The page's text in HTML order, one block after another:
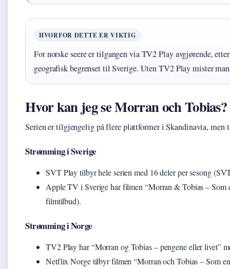
HVORFOR DETTE ER VIKTIG
For norske seere er tilgangen via TV2 Play avgjørende,
geografisk begrenset til Sverige. Uten TV2 Play mister
Hvor kan jeg se Morran och Tobias?
Serien er tilgjengelig på flere plattformer i Skandinavia, men
Strømming i Sverige
SVT Play tilbyr hele serien med 16 deler per sesong
Apple TV i Sverige har filmen “Morran & Tobias –
filmtilbud).
Strømming i Norge
TV2 Play har “Morran og Tobias – pengene eller livet”
Netflix Norge tilbyr filmen “Morran och Tobias – Som